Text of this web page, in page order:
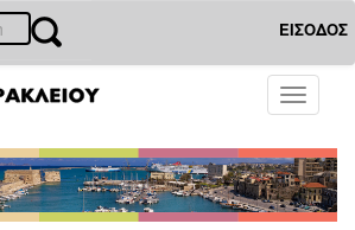
ΕΙΣΟΔΟΣ
Toggle